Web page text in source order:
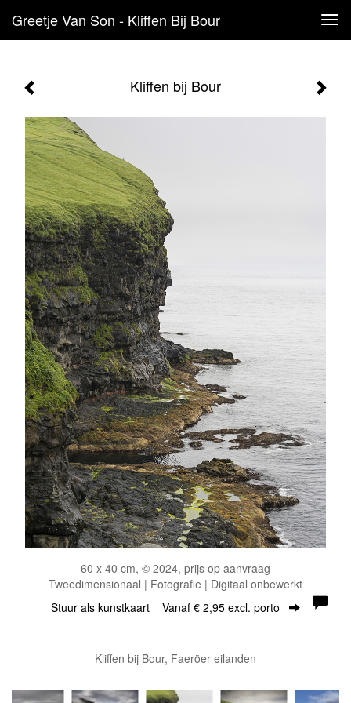
Greetje Van Son - Kliffen Bij Bour
Kliffen bij Bour
60 x 40 cm, © 2024, prijs op aanvraag
Tweedimensionaal | Fotografie | Digitaal onbewerkt
Stuur als kunstkaart Vanaf € 2,95 excl. porto
Kliffen bij Bour, Faeröer eilanden